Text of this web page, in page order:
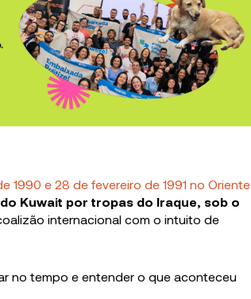
1990 e 28 de fevereiro de 1991 no Oriente
Kuwait por tropas do Iraque, sob o
internacional com o intuito de
no tempo e entender o que aconteceu